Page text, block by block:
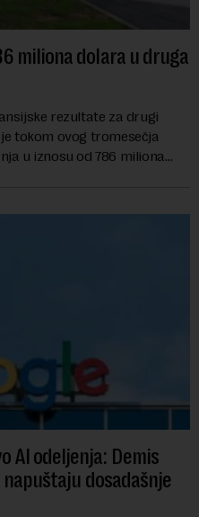
miliona dolara u druga
rezultate za drugi
tokom ovog tromesečja
u iznosu od 786 miliona
AI odeljenja: Demis
dosadašnje